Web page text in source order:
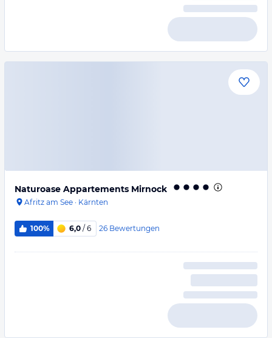
Naturoase Appartements Mirnock
Afritz am See · Kärnten
100% 6,0 / 6 26 Bewertungen